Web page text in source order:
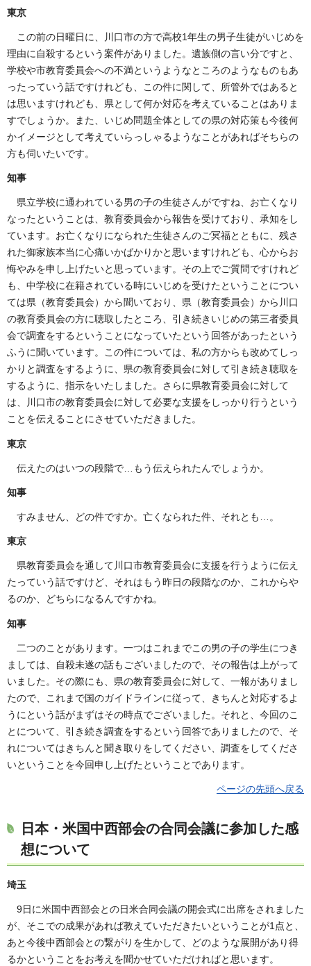
東京
この前の日曜日に、川口市の方で高校1年生の男子生徒がいじめを
理由に自殺するという案件がありました。遺族側の言い分ですと、
学校や市教育委員会への不満というようなところのようなものもあ
ったっていう話ですけれども、この件に関して、所管外ではあると
は思いますけれども、県として何か対応を考えていることはありま
すでしょうか。また、いじめ問題全体としての県の対応策も今後何
かイメージとして考えていらっしゃるようなことがあればそちらの
方も伺いたいです。
知事
県立学校に通われている男の子の生徒さんがですね、お亡くなり
なったということは、教育委員会から報告を受けており、承知をし
ています。お亡くなりになられた生徒さんのご冥福とともに、残さ
れた御家族本当に心痛いかばかりかと思いますけれども、心からお
悔やみを申し上げたいと思っています。その上でご質問ですけれど
も、中学校に在籍されている時にいじめを受けたということについ
ては県（教育委員会）から聞いており、県（教育委員会）から川口
の教育委員会の方に聴取したところ、引き続きいじめの第三者委員
会で調査をするということになっていたという回答があったという
ふうに聞いています。この件については、私の方からも改めてしっ
かりと調査をするように、県の教育委員会に対して引き続き聴取を
するように、指示をいたしました。さらに県教育委員会に対して
は、川口市の教育委員会に対して必要な支援をしっかり行うという
ことを伝えることにさせていただきました。
東京
伝えたのはいつの段階で…もう伝えられたんでしょうか。
知事
すみません、どの件ですか。亡くなられた件、それとも…。
東京
県教育委員会を通して川口市教育委員会に支援を行うように伝え
たっていう話ですけど、それはもう昨日の段階なのか、これからや
るのか、どちらになるんですかね。
知事
二つのことがあります。一つはこれまでこの男の子の学生につき
ましては、自殺未遂の話もございましたので、その報告は上がって
いました。その際にも、県の教育委員会に対して、一報がありまし
たので、これまで国のガイドラインに従って、きちんと対応するよ
うにという話がまずはその時点でございました。それと、今回のこ
とについて、引き続き調査をするという回答でありましたので、そ
れについてはきちんと聞き取りをしてください、調査をしてくださ
いということを今回申し上げたということであります。
ページの先頭へ戻る
日本・米国中西部会の合同会議に参加した感
想について
埼玉
9日に米国中西部会との日米合同会議の開会式に出席をされました
が、そこでの成果があれば教えていただきたいということが1点と、
あと今後中西部会との繋がりを生かして、どのような展開があり得
るかということをお考えを聞かせていただければと思います。